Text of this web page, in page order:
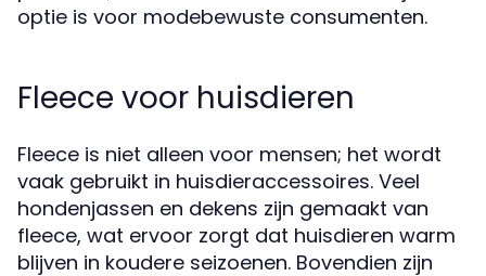
optie is voor modebewuste consumenten.
Fleece voor huisdieren
Fleece is niet alleen voor mensen; het wordt
vaak gebruikt in huisdieraccessoires. Veel
hondenjassen en dekens zijn gemaakt van
fleece, wat ervoor zorgt dat huisdieren warm
blijven in koudere seizoenen. Bovendien zijn